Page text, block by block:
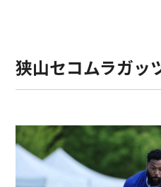
狭山セコムラガッ